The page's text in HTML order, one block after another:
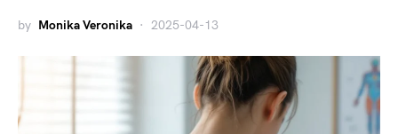
by Monika Veronika 2025-04-13